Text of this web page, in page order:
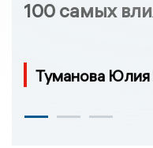
100 самых
Туманова Юлия